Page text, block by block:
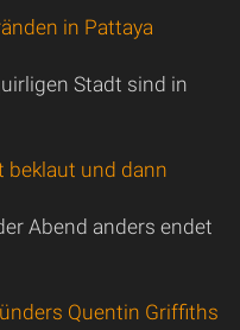
in Pattaya
Stadt sind in
beklaut und dann
Abend anders endet
Quentin Griffiths